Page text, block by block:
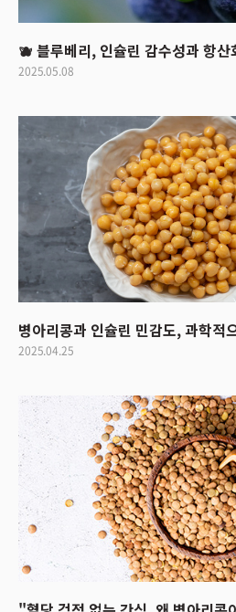
🫐 블루베리, 인슐린 감수성과 항산
2025.05.08
병아리콩과 인슐린 민감도, 과학적
2025.04.25